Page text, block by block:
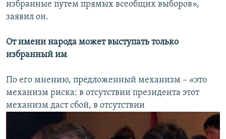
избранные путем прямых всеобщих выборов»,
заявил он.
От имени народа может выступать только
избранный им
По его мнению, предложенный механизм – «это
механизм риска: в отсутствии президента этот
механизм даст сбой, в отсутствии